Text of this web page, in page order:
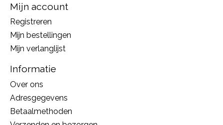
Mijn account
Registreren
Mijn bestellingen
Mijn verlanglijst
Informatie
Over ons
Adresgegevens
Betaalmethoden